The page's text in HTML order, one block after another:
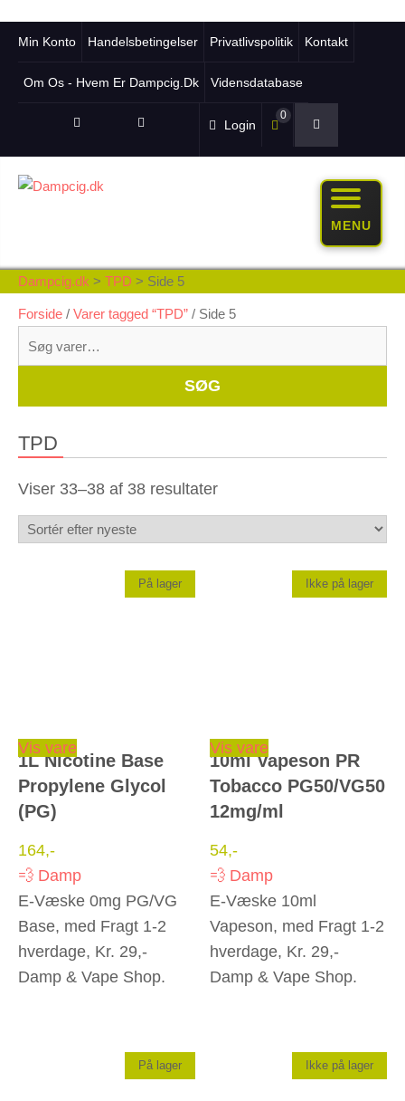
Min Konto Handelsbetingelser Privatlivspolitik Kontakt
Om Os - Hvem Er Dampcig.dk Vidensdatabase
Login
0
MENU
Dampcig.dk > TPD > Side 5
Forside / Varer tagged “TPD” / Side 5
SØG
TPD
Viser 33–38 af 38 resultaterSorteret
efter
seneste
På lager
Vis vare
1L Nicotine Base
Propylene Glycol
(PG)
164,-
💨 Damp
E-Væske 0mg PG/VG
Base, med Fragt 1-2
hverdage, Kr. 29,-
Damp & Vape Shop.
Ikke på lager
Vis vare
10ml Vapeson PR
Tobacco PG50/VG50
12mg/ml
54,-
💨 Damp
E-Væske 10ml
Vapeson, med Fragt 1-2
hverdage, Kr. 29,-
Damp & Vape Shop.
På lager Ikke på lager